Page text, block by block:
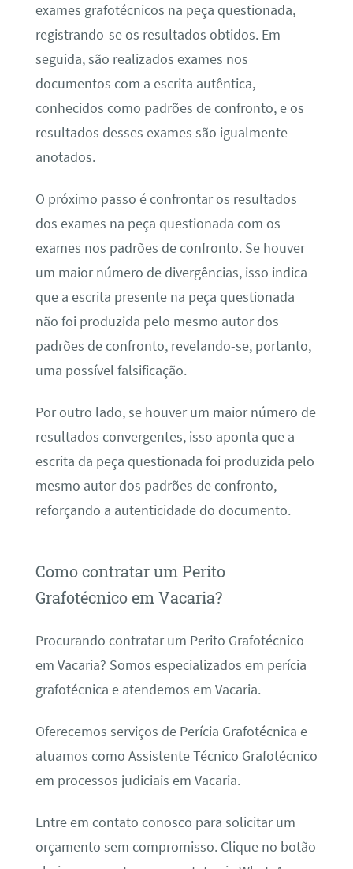
exames grafotécnicos na peça questionada,
registrando-se os resultados obtidos. Em
seguida, são realizados exames nos
documentos com a escrita autêntica,
conhecidos como padrões de confronto, e os
resultados desses exames são igualmente
anotados.
O próximo passo é confrontar os resultados
dos exames na peça questionada com os
exames nos padrões de confronto. Se houver
um maior número de divergências, isso indica
que a escrita presente na peça questionada
não foi produzida pelo mesmo autor dos
padrões de confronto, revelando-se, portanto,
uma possível falsificação.
Por outro lado, se houver um maior número de
resultados convergentes, isso aponta que a
escrita da peça questionada foi produzida pelo
mesmo autor dos padrões de confronto,
reforçando a autenticidade do documento.
Como contratar um Perito
Grafotécnico em Vacaria?
Procurando contratar um Perito Grafotécnico
em Vacaria? Somos especializados em perícia
grafotécnica e atendemos em Vacaria.
Oferecemos serviços de Perícia Grafotécnica e
atuamos como Assistente Técnico Grafotécnico
em processos judiciais em Vacaria.
Entre em contato conosco para solicitar um
orçamento sem compromisso. Clique no botão